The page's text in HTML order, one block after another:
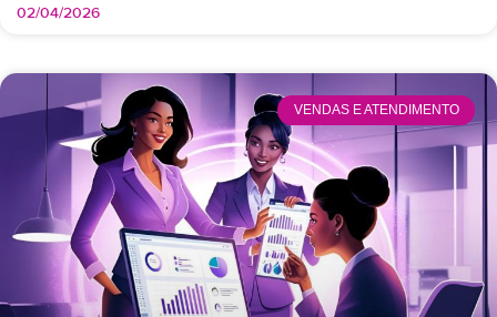
02/04/2026
VENDAS E ATENDIMENTO